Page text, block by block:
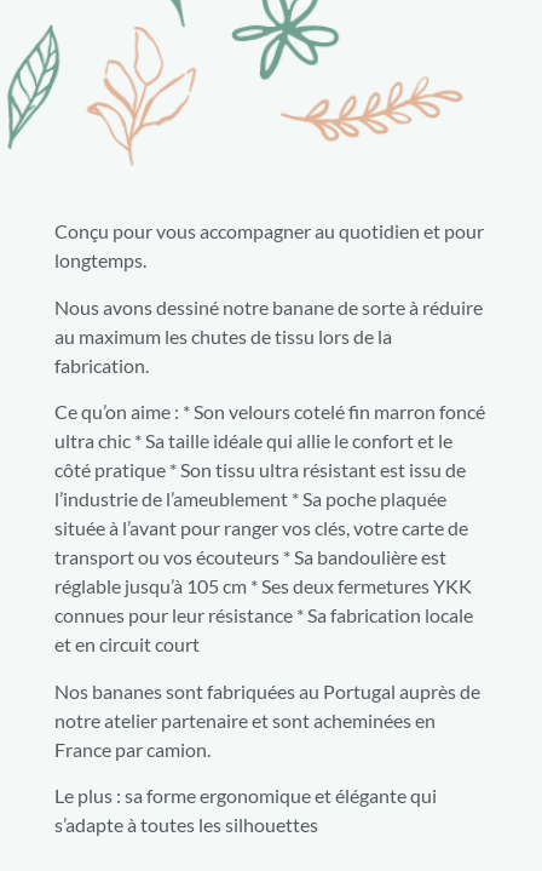
Conçu pour vous accompagner au quotidien et pour
longtemps.
Nous avons dessiné notre banane de sorte à réduire
au maximum les chutes de tissu lors de la
fabrication.
Ce qu’on aime : * Son velours cotelé fin marron foncé
ultra chic * Sa taille idéale qui allie le confort et le
côté pratique * Son tissu ultra résistant est issu de
l’industrie de l’ameublement * Sa poche plaquée
située à l’avant pour ranger vos clés, votre carte de
transport ou vos écouteurs * Sa bandoulière est
réglable jusqu’à 105 cm * Ses deux fermetures YKK
connues pour leur résistance * Sa fabrication locale
et en circuit court
Nos bananes sont fabriquées au Portugal auprès de
notre atelier partenaire et sont acheminées en
France par camion.
Le plus : sa forme ergonomique et élégante qui
s’adapte à toutes les silhouettes